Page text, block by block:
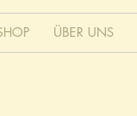
ÜBER UNS